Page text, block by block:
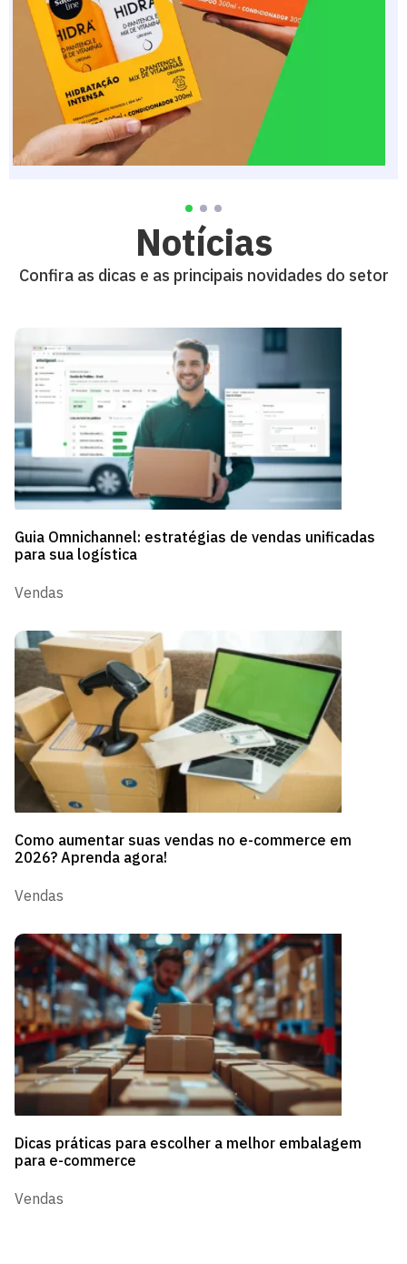
Notícias
Confira as dicas e as principais novidades do setor
Guia Omnichannel: estratégias de vendas unificadas
para sua logística
Vendas
Como aumentar suas vendas no e-commerce em
2026? Aprenda agora!
Vendas
Dicas práticas para escolher a melhor embalagem
para e-commerce
Vendas